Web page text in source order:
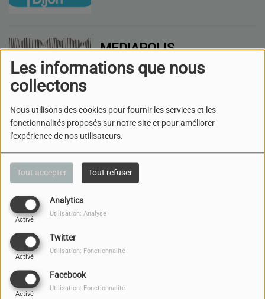
Les informations que nous
collectons
Nous utilisons des cookies pour fournir les services et les
fonctionnalités proposés sur notre site et pour améliorer
l'expérience de nos utilisateurs.
Tout accepter Tout refuser
Analytics
Activé
Utilisation: Analyse
Twitter
Activé
Utilisation: Fonctionnalité
Facebook
Activé
Utilisation: Fonctionnalité
MEDIAPOLIS
PROJET MÉMOIRE-LYCÉE
CHARLES DE GAULLE
LES MURMURES DE